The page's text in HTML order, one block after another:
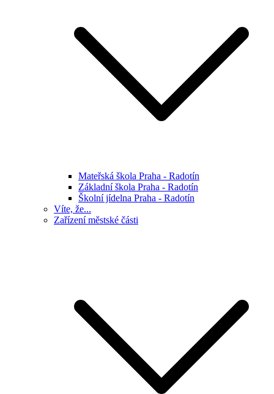
Mateřská škola Praha - Radotín
Základní škola Praha - Radotín
Školní jídelna Praha - Radotín
Víte, že...
Zařízení městské části